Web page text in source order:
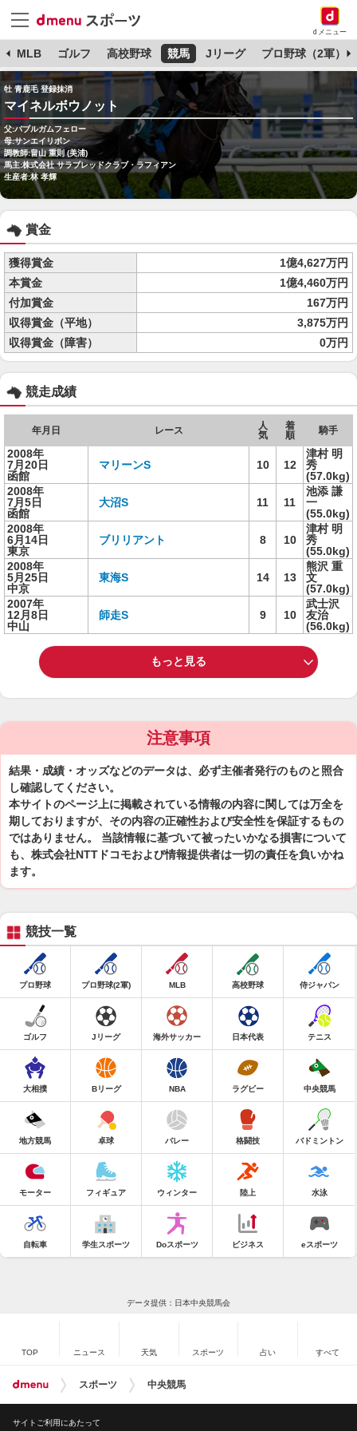
dメニュー
MLB ゴルフ 高校野球 競馬 Jリーグ プロ野球（2軍）
牡 青鹿毛 登録抹消
マイネルボウノット
父:バブルガムフェロー
母:サンエイリボン
調教師:畠山 重則 (美浦)
馬主:株式会社 サラブレッドクラブ・ラフィアン
生産者:林 孝輝
賞金
獲得賞金
1億4,627万円
本賞金
1億4,460万円
付加賞金
167万円
収得賞金（平地）
3,875万円
収得賞金（障害）
0万円
競走成績
年月日 レース
人
気
着
順
騎手
2008年
7月20日
函館
マリーンS 10 12
津村 明
秀
(57.0kg)
2008年
7月5日
函館
大沼S 11 11
池添 謙
一
(55.0kg)
2008年
6月14日
東京
ブリリアント 8 10
津村 明
秀
(55.0kg)
2008年
5月25日
中京
東海S 14 13
熊沢 重
文
(57.0kg)
2007年
12月8日
中山
師走S 9 10
武士沢
友治
(56.0kg)
もっと見る
注意事項
結果・成績・オッズなどのデータは、必ず主催者発行のものと照合
し確認してください。
本サイトのページ上に掲載されている情報の内容に関しては万全を
期しておりますが、その内容の正確性および安全性を保証するもの
ではありません。 当該情報に基づいて被ったいかなる損害について
も、株式会社NTTドコモおよび情報提供者は一切の責任を負いかね
ます。
競技一覧
プロ野球 プロ野球(2軍) MLB 高校野球 侍ジャパン
ゴルフ Jリーグ 海外サッカー 日本代表 テニス
大相撲 Bリーグ NBA ラグビー 中央競馬
地方競馬 卓球 バレー 格闘技 バドミントン
モーター フィギュア ウィンター 陸上 水泳
自転車 学生スポーツ Doスポーツ ビジネス eスポーツ
データ提供：日本中央競馬会
TOP ニュース 天気 スポーツ 占い すべて
スポーツ 中央競馬
サイトご利用にあたって